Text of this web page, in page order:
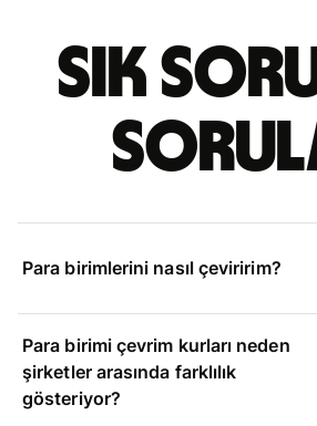
Sık
Para birimlerini nasıl çeviririm?
Para birimi çevrim kurları neden
şirketler arasında farklılık
gösteriyor?